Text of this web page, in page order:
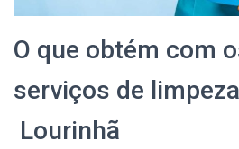
O que obtém com
serviços de
Lourinhã